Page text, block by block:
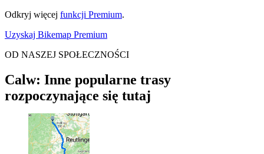
Odkryj więcej funkcji Premium.
Uzyskaj Bikemap Premium
OD NASZEJ SPOŁECZNOŚCI
Calw: Inne popularne trasy
rozpoczynające się tutaj